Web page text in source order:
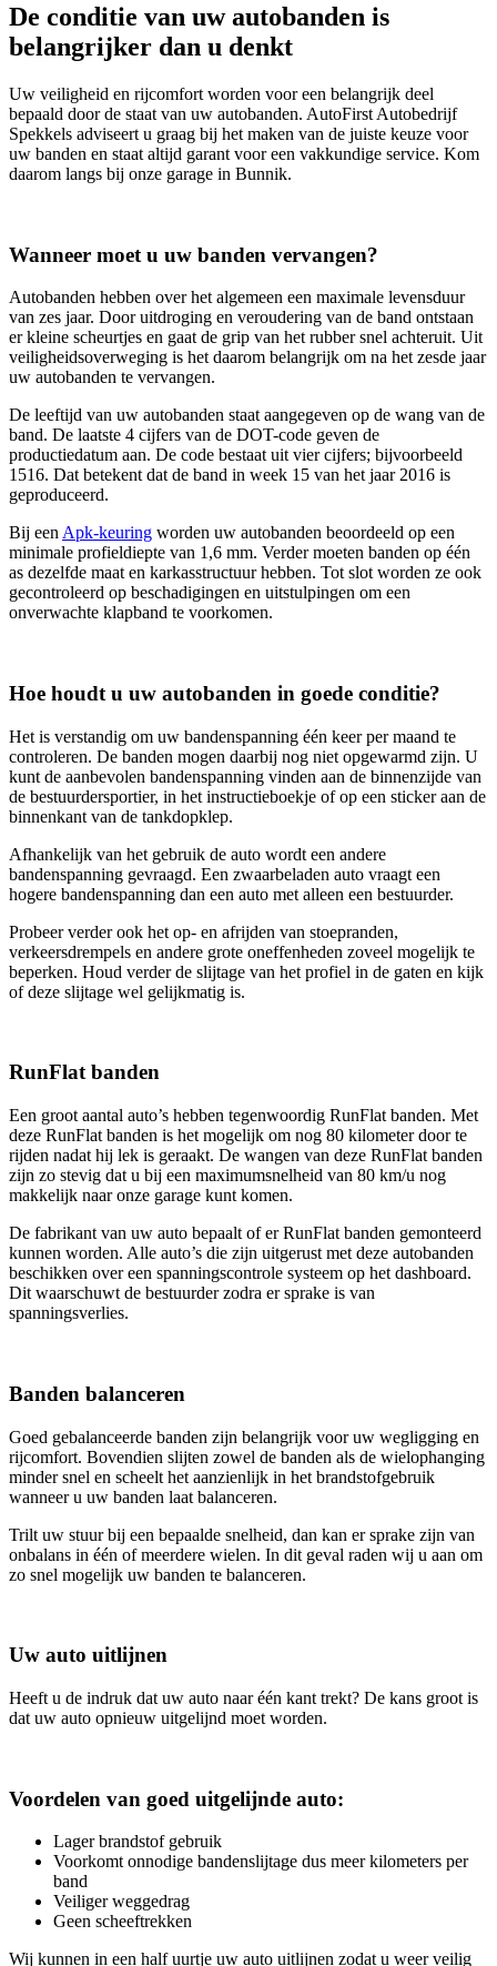
De conditie van uw autobanden is
belangrijker dan u denkt
Uw veiligheid en rijcomfort worden voor een belangrijk deel
bepaald door de staat van uw autobanden. AutoFirst Autobedrijf
Spekkels adviseert u graag bij het maken van de juiste keuze voor
uw banden en staat altijd garant voor een vakkundige service. Kom
daarom langs bij onze garage in Bunnik.
Wanneer moet u uw banden vervangen?
Autobanden hebben over het algemeen een maximale levensduur
van zes jaar. Door uitdroging en veroudering van de band ontstaan
er kleine scheurtjes en gaat de grip van het rubber snel achteruit. Uit
veiligheidsoverweging is het daarom belangrijk om na het zesde jaar
uw autobanden te vervangen.
De leeftijd van uw autobanden staat aangegeven op de wang van de
band. De laatste 4 cijfers van de DOT-code geven de
productiedatum aan. De code bestaat uit vier cijfers; bijvoorbeeld
1516. Dat betekent dat de band in week 15 van het jaar 2016 is
geproduceerd.
Bij een Apk-keuring worden uw autobanden beoordeeld op een
minimale profieldiepte van 1,6 mm. Verder moeten banden op één
as dezelfde maat en karkasstructuur hebben. Tot slot worden ze ook
gecontroleerd op beschadigingen en uitstulpingen om een
onverwachte klapband te voorkomen.
Hoe houdt u uw autobanden in goede conditie?
Het is verstandig om uw bandenspanning één keer per maand te
controleren. De banden mogen daarbij nog niet opgewarmd zijn. U
kunt de aanbevolen bandenspanning vinden aan de binnenzijde van
de bestuurdersportier, in het instructieboekje of op een sticker aan de
binnenkant van de tankdopklep.
Afhankelijk van het gebruik de auto wordt een andere
bandenspanning gevraagd. Een zwaarbeladen auto vraagt een
hogere bandenspanning dan een auto met alleen een bestuurder.
Probeer verder ook het op- en afrijden van stoepranden,
verkeersdrempels en andere grote oneffenheden zoveel mogelijk te
beperken. Houd verder de slijtage van het profiel in de gaten en kijk
of deze slijtage wel gelijkmatig is.
RunFlat banden
Een groot aantal auto’s hebben tegenwoordig RunFlat banden. Met
deze RunFlat banden is het mogelijk om nog 80 kilometer door te
rijden nadat hij lek is geraakt. De wangen van deze RunFlat banden
zijn zo stevig dat u bij een maximumsnelheid van 80 km/u nog
makkelijk naar onze garage kunt komen.
De fabrikant van uw auto bepaalt of er RunFlat banden gemonteerd
kunnen worden. Alle auto’s die zijn uitgerust met deze autobanden
beschikken over een spanningscontrole systeem op het dashboard.
Dit waarschuwt de bestuurder zodra er sprake is van
spanningsverlies.
Banden balanceren
Goed gebalanceerde banden zijn belangrijk voor uw wegligging en
rijcomfort. Bovendien slijten zowel de banden als de wielophanging
minder snel en scheelt het aanzienlijk in het brandstofgebruik
wanneer u uw banden laat balanceren.
Trilt uw stuur bij een bepaalde snelheid, dan kan er sprake zijn van
onbalans in één of meerdere wielen. In dit geval raden wij u aan om
zo snel mogelijk uw banden te balanceren.
Uw auto uitlijnen
Heeft u de indruk dat uw auto naar één kant trekt? De kans groot is
dat uw auto opnieuw uitgelijnd moet worden.
Voordelen van goed uitgelijnde auto:
Lager brandstof gebruik
Voorkomt onnodige bandenslijtage dus meer kilometers per
band
Veiliger weggedrag
Geen scheeftrekken
Wij kunnen in een half uurtje uw auto uitlijnen zodat u weer veilig